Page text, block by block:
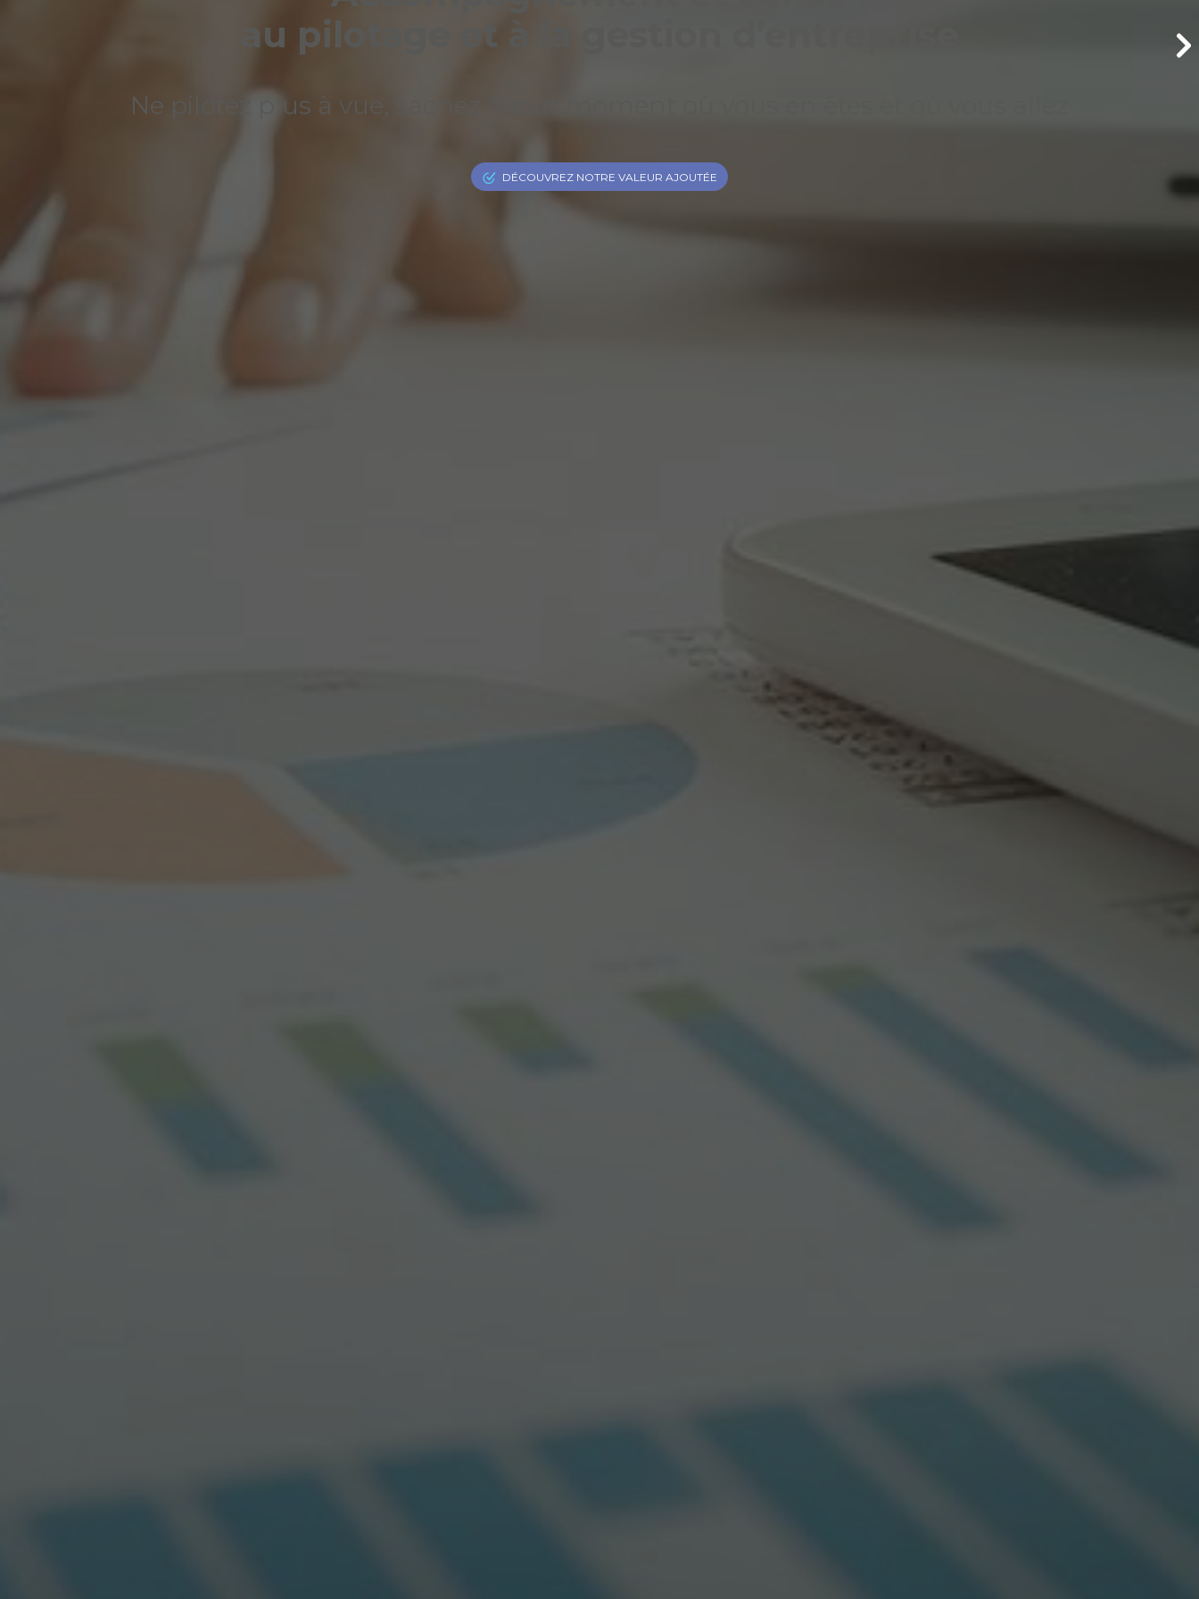
au pilotage et à la gestion d’entreprise
Ne pilotez plus à vue, sachez à tout moment où vous en êtes et où vous allez
DÉCOUVREZ NOTRE VALEUR AJOUTÉE